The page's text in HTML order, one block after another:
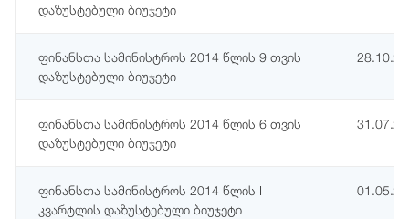
დაზუსტებული ბიუჯეტი
ფინანსთა სამინისტროს 2014 წლის 9 თვის
დაზუსტებული ბიუჯეტი
ფინანსთა სამინისტროს 2014 წლის 6 თვის
დაზუსტებული ბიუჯეტი
ფინანსთა სამინისტროს 2014 წლის I
კვარტლის დაზუსტებული ბიუჯეტი